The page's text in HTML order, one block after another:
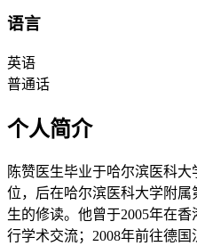
语言
英语
普通话
个人简介
陈赞医生毕业于哈尔滨医科
位，后在哈尔滨医科大学附
生的修读。他曾于2005年在
行学术交流；2008年前往德